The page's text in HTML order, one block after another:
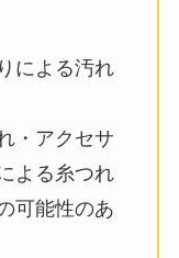
による汚れ
・アクセサ
よる糸つれ
可能性のあ